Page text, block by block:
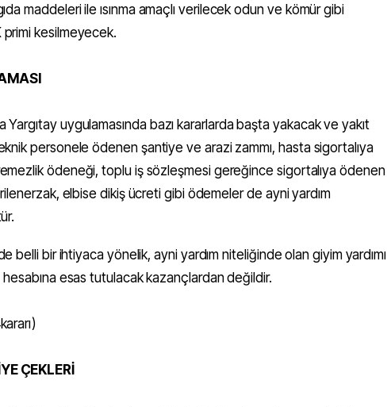
maddeleri ile ısınma amaçlı verilecek odun ve kömür gibi
primi kesilmeyecek.
Yargıtay uygulamasında bazı kararlarda başta yakacak ve yakıt
personele ödenen şantiye ve arazi zammı, hasta sigortalıya
ödeneği, toplu iş sözleşmesi gereğince sigortalıya ödenen
elbise dikiş ücreti gibi ödemeler de ayni yardım
belli bir ihtiyaca yönelik, ayni yardım niteliğinde olan giyim yardımı
esas tutulacak kazançlardan değildir.
ÇEKLERİ